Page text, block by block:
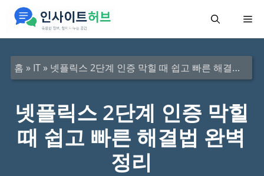
메
홈 » IT » 넷플릭스 2단계 인증 막힐 때 쉽고 빠른 해결법 완벽 정리
넷플릭스 2단계 인증 막힐
때 쉽고 빠른 해결법 완벽
정리